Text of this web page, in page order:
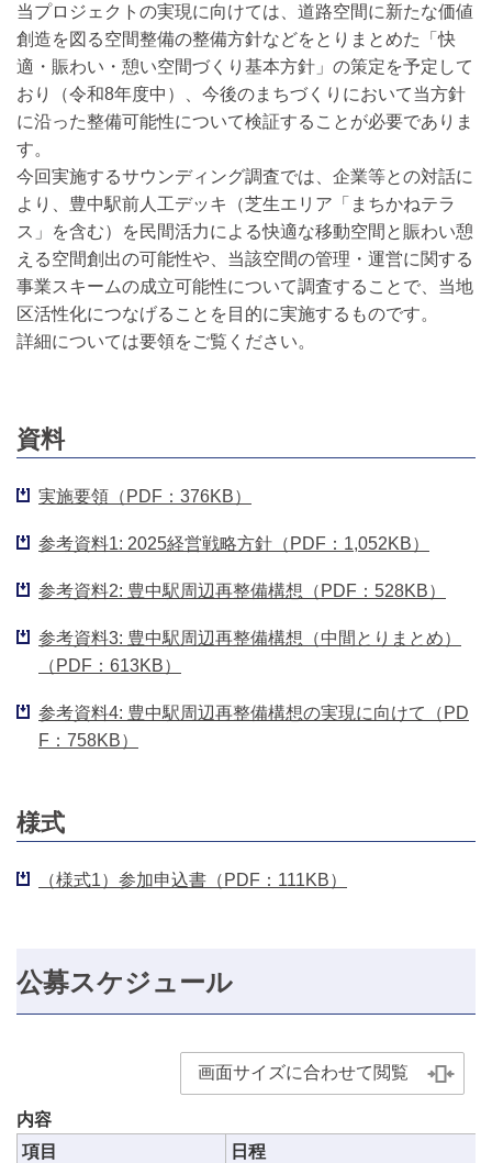
当プロジェクトの実現に向けては、道路空間に新たな価値
創造を図る空間整備の整備方針などをとりまとめた「快
適・賑わい・憩い空間づくり基本方針」の策定を予定して
おり（令和8年度中）、今後のまちづくりにおいて当方針
に沿った整備可能性について検証することが必要でありま
す。
今回実施するサウンディング調査では、企業等との対話に
より、豊中駅前人工デッキ（芝生エリア「まちかねテラ
ス」を含む）を民間活力による快適な移動空間と賑わい憩
える空間創出の可能性や、当該空間の管理・運営に関する
事業スキームの成立可能性について調査することで、当地
区活性化につなげることを目的に実施するものです。
詳細については要領をご覧ください。
資料
実施要領（PDF：376KB）
参考資料1: 2025経営戦略方針（PDF：1,052KB）
参考資料2: 豊中駅周辺再整備構想（PDF：528KB）
参考資料3: 豊中駅周辺再整備構想（中間とりまとめ）
（PDF：613KB）
参考資料4: 豊中駅周辺再整備構想の実現に向けて（PD
F：758KB）
様式
（様式1）参加申込書（PDF：111KB）
公募スケジュール
画面サイズに合わせて閲覧
内容
項目
日程